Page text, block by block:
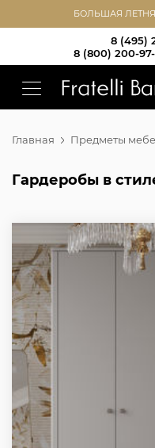
БОЛЬШАЯ
8 (495)
8 (800) 200-
Главная Предметы
Гардеробы в